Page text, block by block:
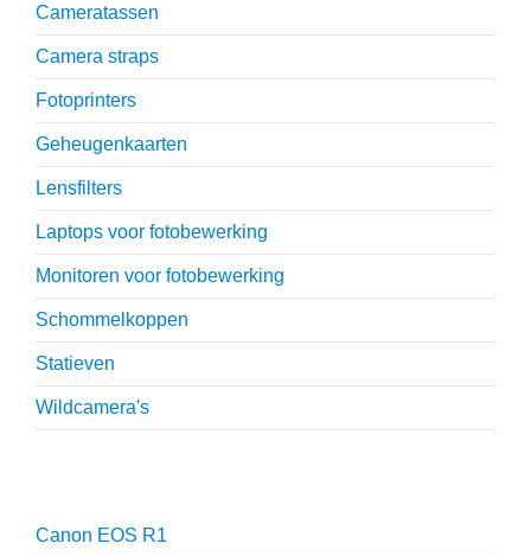
Cameratassen
Camera straps
Fotoprinters
Geheugenkaarten
Lensfilters
Laptops voor fotobewerking
Monitoren voor fotobewerking
Schommelkoppen
Statieven
Wildcamera's
Canon EOS R1